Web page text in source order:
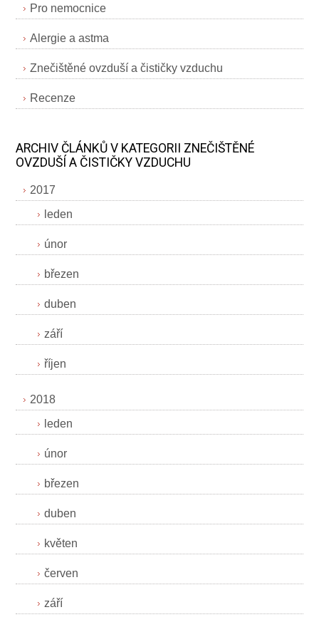
Pro nemocnice
Alergie a astma
Znečištěné ovzduší a čističky vzduchu
Recenze
ARCHIV ČLÁNKŮ V KATEGORII ZNEČIŠTĚNÉ
OVZDUŠÍ A ČISTIČKY VZDUCHU
2017
leden
únor
březen
duben
září
říjen
2018
leden
únor
březen
duben
květen
červen
září